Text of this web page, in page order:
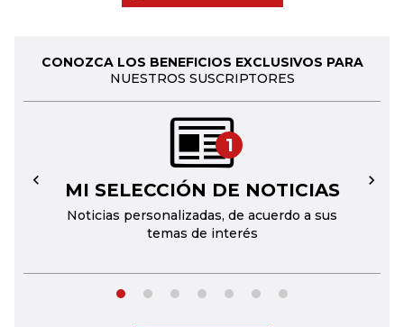
CONOZCA LOS BENEFICIOS EXCLUSIVOS PARA
NUESTROS SUSCRIPTORES
1
MI SELECCIÓN DE NOTICIAS
Noticias personalizadas, de acuerdo a sus
temas de interés
← →